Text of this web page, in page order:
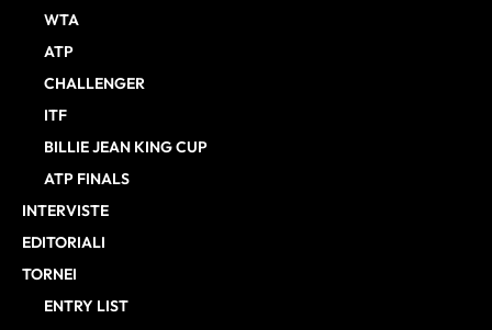
WTA
ATP
CHALLENGER
ITF
BILLIE JEAN KING CUP
ATP FINALS
INTERVISTE
EDITORIALI
TORNEI
ENTRY LIST